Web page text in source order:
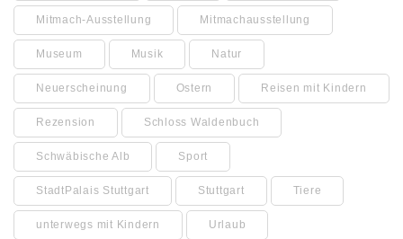
Mitmach-Ausstellung Mitmachausstellung
Museum Musik Natur
Neuerscheinung Ostern Reisen mit Kindern
Rezension Schloss Waldenbuch
Schwäbische Alb Sport
StadtPalais Stuttgart Stuttgart Tiere
unterwegs mit Kindern Urlaub